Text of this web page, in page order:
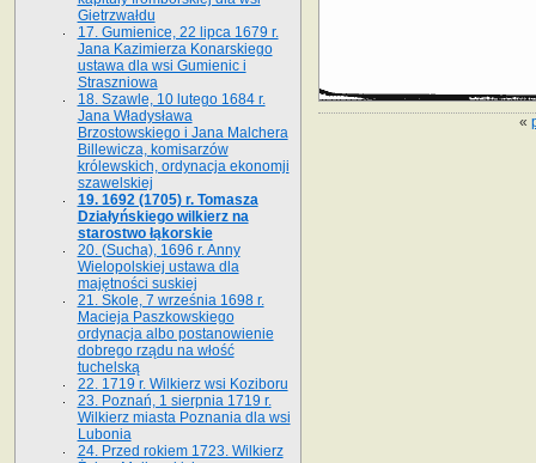
«
Gietrzwałdu
17. Gumienice, 22 lipca 1679 r.
Jana Kazimierza Konarskiego
ustawa dla wsi Gumienic i
Straszniowa
18. Szawle, 10 lutego 1684 r.
Jana Władysława
Brzostowskiego i Jana Malchera
Billewicza, komisarzów
królewskich, ordynacja ekonomji
szawelskiej
19. 1692 (1705) r. Tomasza
Działyńskiego wilkierz na
starostwo łąkorskie
20. (Sucha), 1696 r. Anny
Wielopolskiej ustawa dla
majętności suskiej
21. Skole, 7 września 1698 r.
Macieja Paszkowskiego
ordynacja albo postanowienie
dobrego rządu na włość
tuchelską
22. 1719 r. Wilkierz wsi Koziboru
23. Poznań, 1 sierpnia 1719 r.
Wilkierz miasta Poznania dla wsi
Lubonia
24. Przed rokiem 1723. Wilkierz